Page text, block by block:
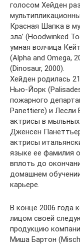
голосом Хейден
Красная Шапка в
зла’ (Hoodwinked
умная волчица
(Alpha and Omega,
(Dinosaur, 2000).
Хейден родилась
Нью-Йорк
пожарного
Panettiere) и Лесли
актрисы в
Дженсен
актрисы
языке ее фамилия
вплоть до
домашнем
карьере.
В конце 2006 года
лицом своей
продукцию
Миша Бартон